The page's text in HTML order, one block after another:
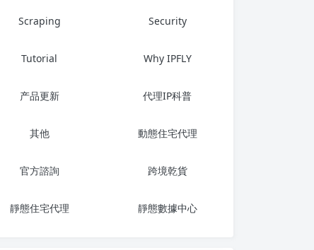
Scraping Security
Tutorial Why IPFLY
产品更新 代理IP科普
其他 動態住宅代理
官方諮詢 跨境乾貨
靜態住宅代理 靜態數據中心